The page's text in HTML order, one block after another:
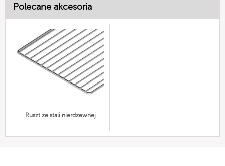
Polecane akcesoria
Ruszt ze stali nierdzewnej